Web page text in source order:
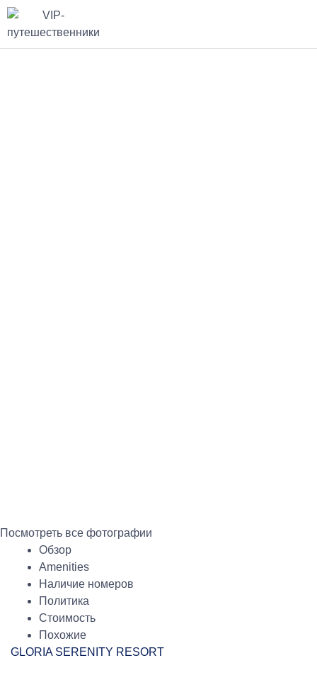
Посмотреть все фотографии
Обзор
Amenities
Наличие номеров
Политика
Стоимость
Похожие
GLORIA SERENITY RESORT